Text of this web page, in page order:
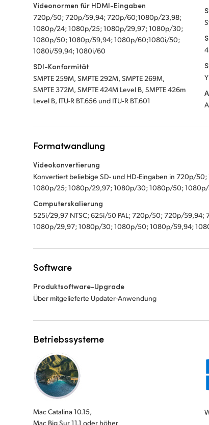
Videonormen für HDMI-Eingaben
720p/50; 720p/59,94; 720p/60;1080p/23,98;
1080p/24; 1080p/25; 1080p/29,97; 1080p/30;
1080p/50; 1080p/59,94; 1080p/60;1080i/50;
1080i/59,94; 1080i/60
SDI-Konformität
SMPTE 259M, SMPTE 292M, SMPTE 269M,
SMPTE 372M, SMPTE 424M Level B, SMPTE 426m
Level B, ITU-R BT.656 und ITU‑R BT.601
Formatwandlung
Videokonvertierung
Konvertiert beliebige SD- und HD-Eingaben in 720p/
1080p/25; 1080p/29,97; 1080p/30; 1080p/50;
Computerskalierung
525i/29,97 NTSC; 625i/50 PAL; 720p/50; 720p/
1080p/29,97; 1080p/30; 1080p/50; 1080p/59,94;
Software
Produktsoftware-Upgrade
Über mitgelieferte Updater-Anwendung
Betriebssysteme
Mac Catalina 10.15,
Mac Big Sur 11.1 oder höher